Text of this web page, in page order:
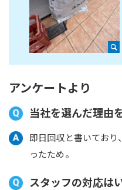
アンケートより
当社を選んだ理由
即日回収と書いてお
ったため。
スタッフの対応は